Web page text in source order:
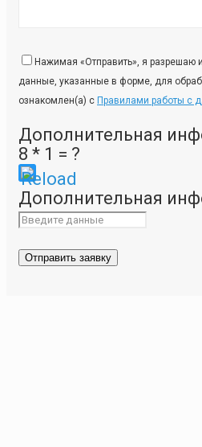
Нажимая «Отправить», я разрешаю
данные, указанные в форме, для
ознакомлен(а) с Правилами работы с
Дополнительная
8 * 1 = ?
Please
enter
characters
Дополнительная